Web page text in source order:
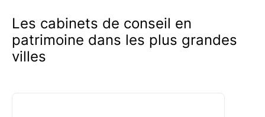
Les cabinets de conseil en
patrimoine dans les plus grandes
villes